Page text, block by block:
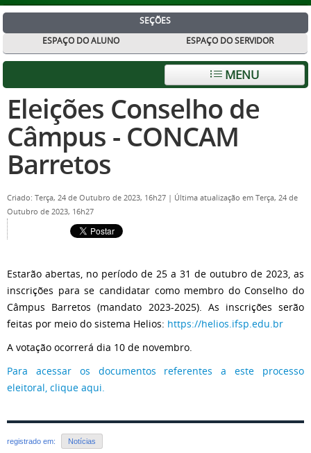
SEÇÕES
ESPAÇO DO ALUNO
ESPAÇO DO SERVIDOR
MENU
Eleições Conselho de
Câmpus - CONCAM
Barretos
Criado: Terça, 24 de Outubro de 2023, 16h27 | Última atualização em Terça, 24 de
Outubro de 2023, 16h27
Estarão abertas, no período de 25 a 31 de outubro de 2023, as
inscrições para se candidatar como membro do Conselho do
Câmpus Barretos (mandato 2023-2025). As inscrições serão
feitas por meio do sistema Helios: https://helios.ifsp.edu.br
A votação ocorrerá dia 10 de novembro.
Para acessar os documentos referentes a este processo
eleitoral, clique aqui.
registrado em: Notícias